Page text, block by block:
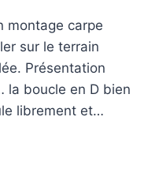
montage carpe
sur le terrain
Présentation
la boucle en D bien
librement et…